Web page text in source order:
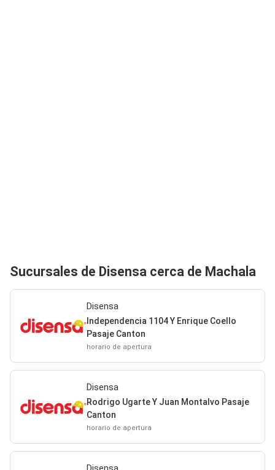
Sucursales de Disensa cerca de Machala
Disensa
Independencia 1104 Y Enrique Coello
Pasaje Canton
horario de apertura
Disensa
Rodrigo Ugarte Y Juan Montalvo Pasaje
Canton
horario de apertura